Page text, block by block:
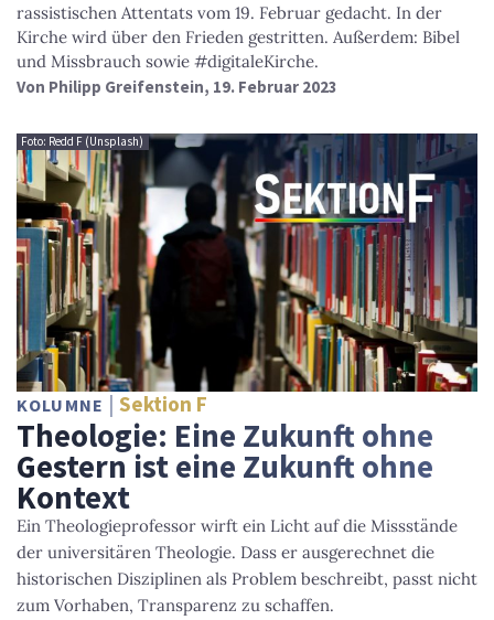
rassistischen Attentats vom 19. Februar gedacht. In der
Kirche wird über den Frieden gestritten. Außerdem: Bibel
und Missbrauch sowie #digitaleKirche.
Von Philipp Greifenstein, 19. Februar 2023
Foto: Redd F (Unsplash)
KOLUMNE Sektion F
Theologie: Eine Zukunft ohne
Gestern ist eine Zukunft ohne
Kontext
Ein Theologieprofessor wirft ein Licht auf die Missstände
der universitären Theologie. Dass er ausgerechnet die
historischen Disziplinen als Problem beschreibt, passt nicht
zum Vorhaben, Transparenz zu schaffen.